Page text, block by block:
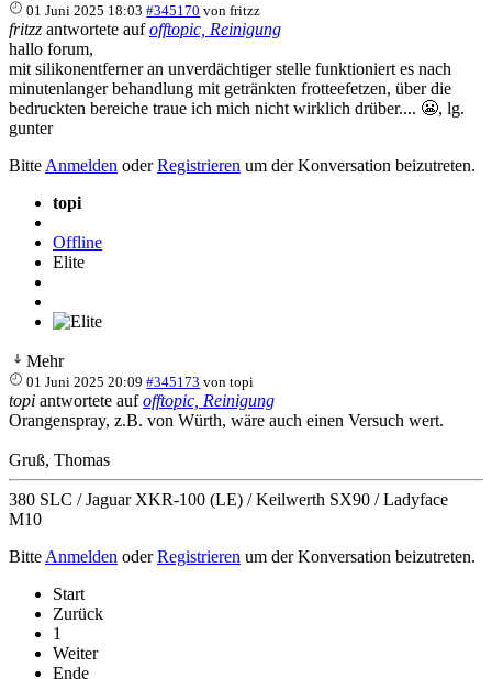
01 Juni 2025 18:03 #345170 vonfritzz
fritzz antwortete aufofftopic, Reinigung
hallo forum,
mit silikonentferner an unverdächtiger stelle funktioniert es nach
minutenlanger behandlung mit getränkten frotteefetzen, über die
bedruckten bereiche traue ich mich nicht wirklich drüber.... 😬, lg.
gunter
Bitte Anmelden oderRegistrieren um der Konversation beizutreten.
topi
Offline
Elite
Mehr
01 Juni 2025 20:09 #345173 vontopi
topi antwortete aufofftopic, Reinigung
Orangenspray, z.B. von Würth, wäre auch einen Versuch wert.
Gruß, Thomas
380 SLC / Jaguar XKR-100 (LE) / Keilwerth SX90 / Ladyface
M10
Bitte Anmelden oderRegistrieren um der Konversation beizutreten.
Start
Zurück
1
Weiter
Ende